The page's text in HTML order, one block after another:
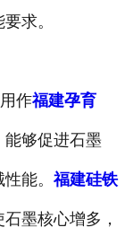
求。
作福建孕育
能够促进石墨
能。 福建硅铁
墨核心增多，